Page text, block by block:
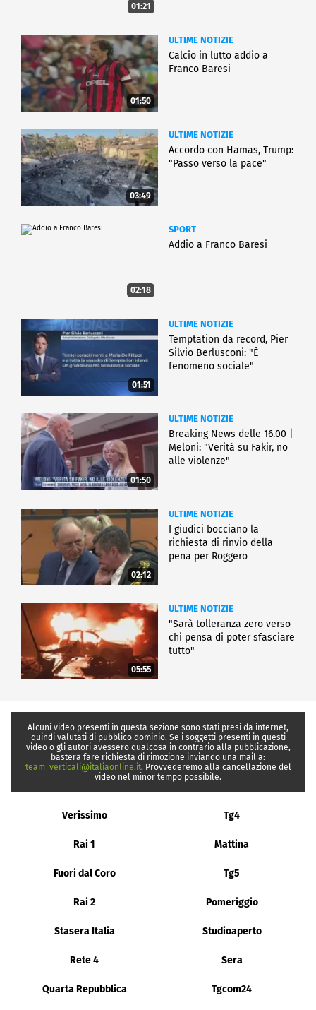
01:21
01:50
ULTIME NOTIZIE
Calcio in lutto addio a
Franco Baresi
03:49
ULTIME NOTIZIE
Accordo con Hamas, Trump:
"Passo verso la pace"
02:18
SPORT
Addio a Franco Baresi
01:51
ULTIME NOTIZIE
Temptation da record, Pier
Silvio Berlusconi: "È
fenomeno sociale"
01:50
ULTIME NOTIZIE
Breaking News delle 16.00 |
Meloni: "Verità su Fakir, no
alle violenze"
02:12
ULTIME NOTIZIE
I giudici bocciano la
richiesta di rinvio della
pena per Roggero
05:55
ULTIME NOTIZIE
"Sarà tolleranza zero verso
chi pensa di poter sfasciare
tutto"
Alcuni video presenti in questa sezione sono stati presi da internet,
quindi valutati di pubblico dominio. Se i soggetti presenti in questi
video o gli autori avessero qualcosa in contrario alla pubblicazione,
basterà fare richiesta di rimozione inviando una mail a:
team_verticali@italiaonline.it. Provvederemo alla cancellazione del
video nel minor tempo possibile.
Verissimo Tg4
Rai 1 Mattina
Fuori dal Coro Tg5
Rai 2 Pomeriggio
Stasera Italia Studioaperto
Rete 4 Sera
Quarta Repubblica Tgcom24